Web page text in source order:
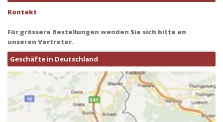
Kontakt
Für grössere Bestellungen wenden Sie sich bitte an
unseren Vertreter.
Geschäfte in Deutschland